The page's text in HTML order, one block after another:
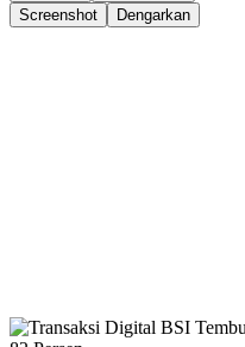
Screenshot
Dengarkan